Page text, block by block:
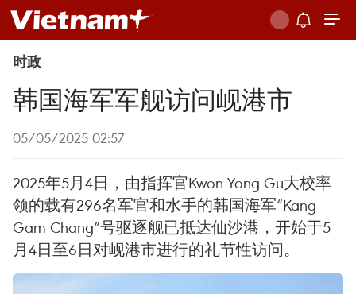
时政
韩国海军军舰访问岘港市
05/05/2025 02:57
2025年5月4日，由指挥官Kwon Yong Gu大校率
领的载有296名军官和水手的韩国海军“Kang
Gam Chang”号驱逐舰已抵达仙沙港，开始于5
月4日至6日对岘港市进行的礼节性访问。